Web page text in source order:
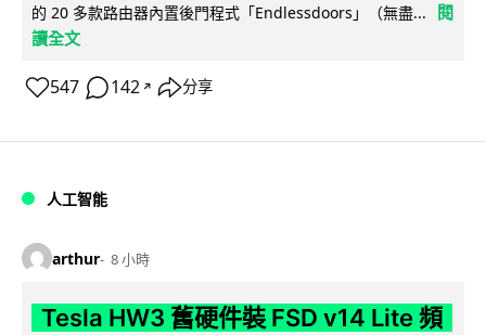
的 20 多款路由器內置後門程式「Endlessdoors」（無盡...
閱
讀全文
547 142 ↗ 分享
人工智能
arthur 8 小時
Tesla HW3 舊硬件裝 FSD v14 Lite 頻